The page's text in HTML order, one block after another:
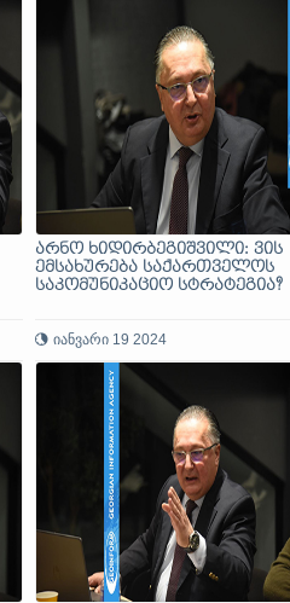
არნო ხიდირბეგიშვილი: ვის
ემსახურება საქართველოს
საკომუნიკაციო სტრატეგია?
იანვარი 19 2024